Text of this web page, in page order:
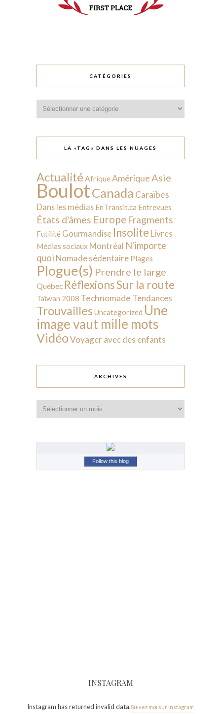
CATÉGORIES
LA «TAG» DANS LES NUAGES
Actualité AfriqueAmérique Asie
BoulotCanada Caraïbes
Dans les médias EnTransit.ca Entrevues
États d'âmes Europe Fragments
Futilité Gourmandise Insolite Livres
Médias sociaux Montréal N'importe
quoi Nomade sédentaire Plages
Plogue(s) Prendre le large
Québec RéflexionsSur la route
Taïwan 2008 Technomade Tendances
Trouvailles Uncategorized Une
image vaut mille mots
VidéoVoyager avec des enfants
ARCHIVES
Follow this blog
INSTAGRAM
Instagram has returned invalid data.Suivez moi sur Instagram